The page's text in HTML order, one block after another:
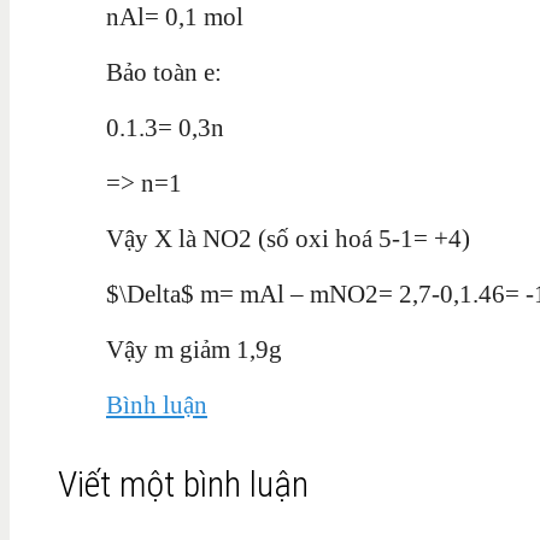
nAl= 0,1 mol
Bảo toàn e:
0.1.3= 0,3n
=> n=1
Vậy X là NO2 (số oxi hoá 5-1= +4)
$\Delta$ m= mAl – mNO2= 2,7-0,1.46=
Vậy m giảm 1,9g
Bình luận
Viết một bình luận